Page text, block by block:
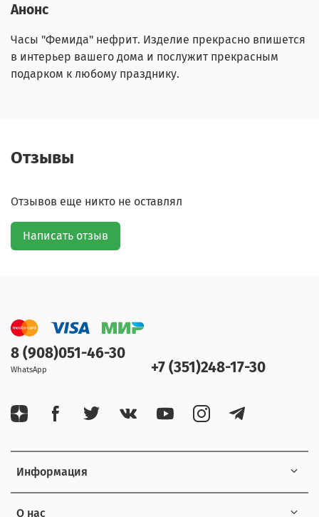
Анонс
Часы "Фемида" нефрит. Изделие прекрасно впишется
в интерьер вашего дома и послужит прекрасным
подарком к любому празднику.
Отзывы
Отзывов еще никто не оставлял
Написать отзыв
Информация
О нас
8 (908)051-46-30
WhatsApp +7 (351)248-17-30